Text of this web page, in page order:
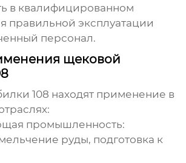
в квалифицированном
правильной эксплуатации
персонал.
щековой
108 находят применение в
промышленность:
руды, подготовка к